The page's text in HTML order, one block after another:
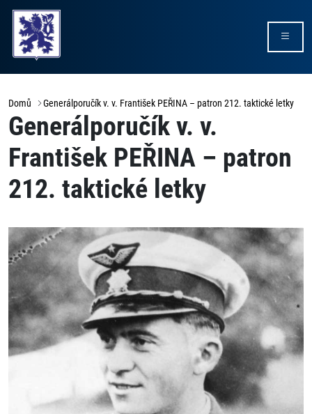
Domů Generálporučík v. v. František PEŘINA – patron 212. taktické letky
Generálporučík v. v.
František PEŘINA – patron
212. taktické letky